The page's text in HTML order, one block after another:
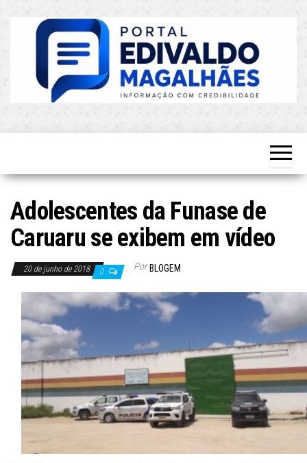
Atualizado!
Adolescentes da Funase de
Caruaru se exibem em vídeo
20 de junho de 2018 0 Por BLOGEM